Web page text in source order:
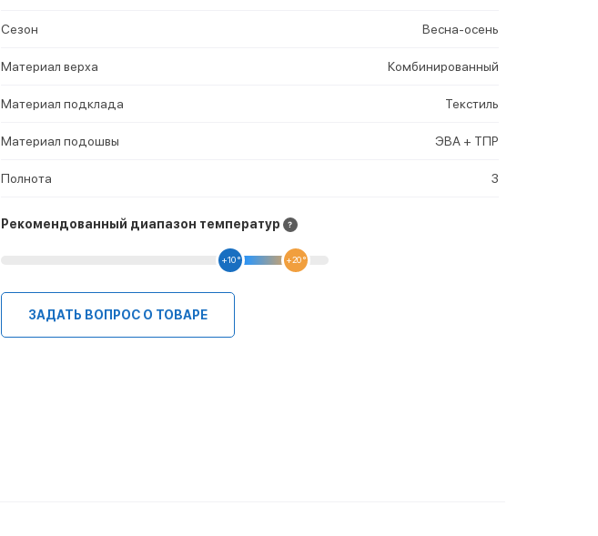
Сезон Весна-осень
Материал верха Комбинированный
Материал подклада Текстиль
Материал подошвы ЭВА + ТПР
Полнота 3
Рекомендованный диапазон температур
+10 ° +20 °
ЗАДАТЬ ВОПРОС О ТОВАРЕ